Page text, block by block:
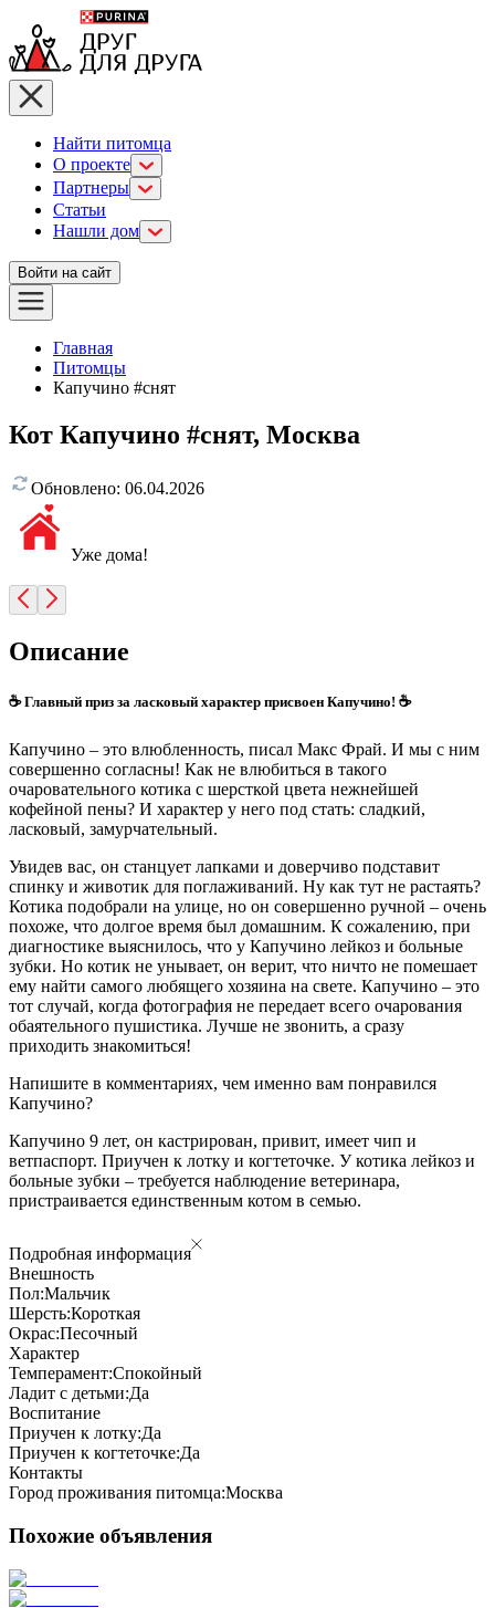
Найти питомца
О проекте
Партнеры
Статьи
Нашли дом
Войти на сайт
Главная
Питомцы
Капучино #снят
Кот Капучино #снят, Москва
Обновлено: 06.04.2026
Уже дома!
Описание
☕ Главный приз за ласковый характер присвоен Капучино! ☕
Капучино – это влюбленность, писал Макс Фрай. И мы с ним
совершенно согласны! Как не влюбиться в такого
очаровательного котика с шерсткой цвета нежнейшей
кофейной пены? И характер у него под стать: сладкий,
ласковый, замурчательный.
Увидев вас, он станцует лапками и доверчиво подставит
спинку и животик для поглаживаний. Ну как тут не растаять?
Котика подобрали на улице, но он совершенно ручной – очень
похоже, что долгое время был домашним. К сожалению, при
диагностике выяснилось, что у Капучино лейкоз и больные
зубки. Но котик не унывает, он верит, что ничто не помешает
ему найти самого любящего хозяина на свете. Капучино – это
тот случай, когда фотография не передает всего очарования
обаятельного пушистика. Лучше не звонить, а сразу
приходить знакомиться!
Напишите в комментариях, чем именно вам понравился
Капучино?
Капучино 9 лет, он кастрирован, привит, имеет чип и
ветпаспорт. Приучен к лотку и когтеточке. У котика лейкоз и
больные зубки – требуется наблюдение ветеринара,
пристраивается единственным котом в семью.
Подробная информация
Внешность
Пол:Мальчик
Шерсть:Короткая
Окрас:Песочный
Характер
Темперамент:Спокойный
Ладит с детьми:Да
Воспитание
Приучен к лотку:Да
Приучен к когтеточке:Да
Контакты
Город проживания питомца:Москва
Похожие объявления